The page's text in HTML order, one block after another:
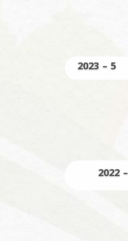
5 – 2023